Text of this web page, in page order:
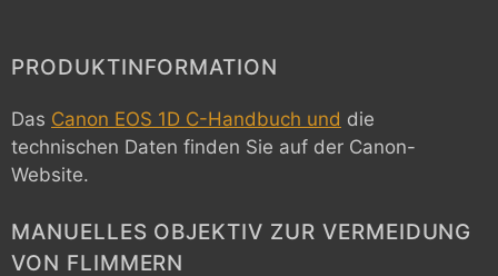
PRODUKTINFORMATION
Das Canon EOS 1D C-Handbuch und die
technischen Daten finden Sie auf der Canon-
Website.
MANUELLES OBJEKTIV ZUR VERMEIDUNG
VON FLIMMERN